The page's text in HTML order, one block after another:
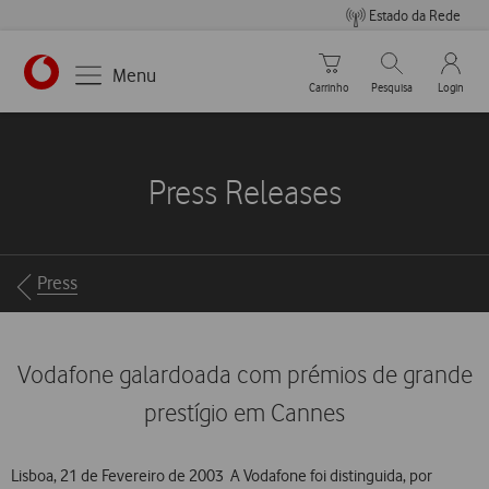
Estado da Rede
https://www.vodafone.pt
Menu
Carrinho de compras
Carrinho
Pesquisar
Pesquisa
My
Login
Press Releases
Breadcrumbs
Press
Vodafone galardoada com prémios de grande
prestígio em Cannes
Lisboa, 21 de Fevereiro de 2003  A Vodafone foi distinguida, por